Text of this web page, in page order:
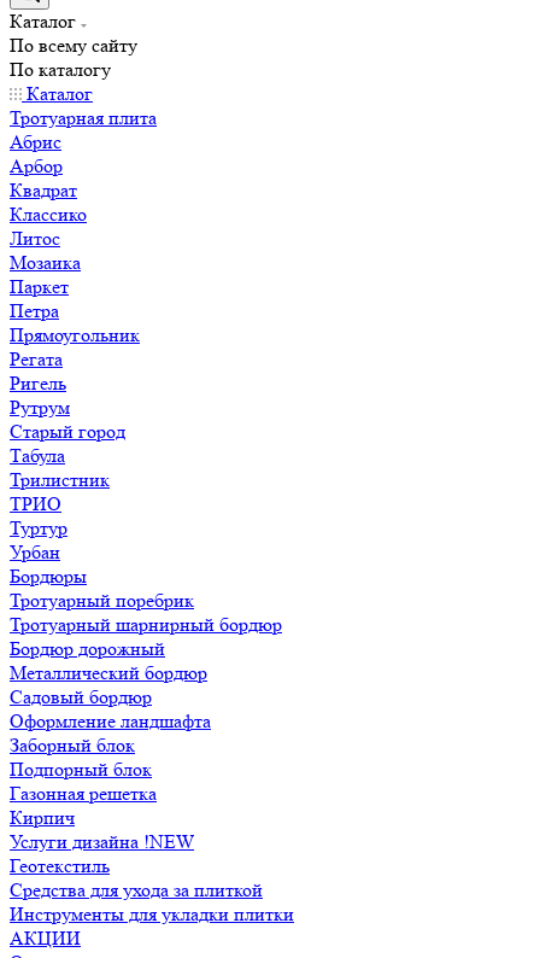
Каталог
По всему сайту
По каталогу
Каталог
Тротуарная плита
Абрис
Арбор
Квадрат
Классико
Литос
Мозаика
Паркет
Петра
Прямоугольник
Регата
Ригель
Рутрум
Старый город
Табула
Трилистник
ТРИО
Туртур
Урбан
Бордюры
Тротуарный поребрик
Тротуарный шарнирный бордюр
Бордюр дорожный
Металлический бордюр
Садовый бордюр
Оформление ландшафта
Заборный блок
Подпорный блок
Газонная решетка
Кирпич
Услуги дизайна !NEW
Геотекстиль
Средства для ухода за плиткой
Инструменты для укладки плитки
АКЦИИ